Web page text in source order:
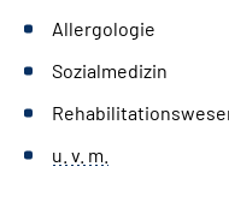
Allergologie
Sozialmedizin
u. v. m.